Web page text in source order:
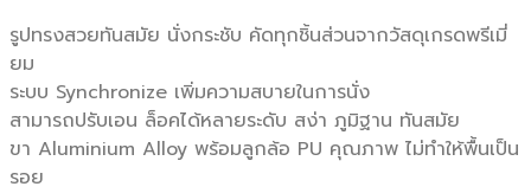
รูปทรงสวยทันสมัย นั่งกระชับ คัดทุกชิ้นส่วนจากวัสดุเกรดพรีเมี่
ยม
ระบบ Synchronize เพิ่มความสบายในการนั่ง
สามารถปรับเอน ล็อคได้หลายระดับ สง่า ภูมิฐาน ทันสมัย
ขา Aluminium Alloy พร้อมลูกล้อ PU คุณภาพ ไม่ทำให้พื้นเป็น
รอย